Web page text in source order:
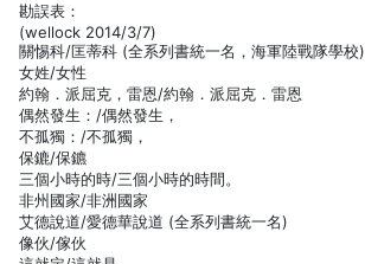
勘誤表：
(wellock 2014/3/7)
關惕科/匡蒂科 (全系列書統一名，海軍陸戰隊學校)
女姓/女性
約翰．派屈克，雷恩/約翰．派屈克．雷恩
偶然發生：/偶然發生，
不孤獨：/不孤獨，
保鏕/保鑣
三個小時的時/三個小時的時間。
非州國家/非洲國家
艾德說道/愛德華說道 (全系列書統一名)
像伙/傢伙